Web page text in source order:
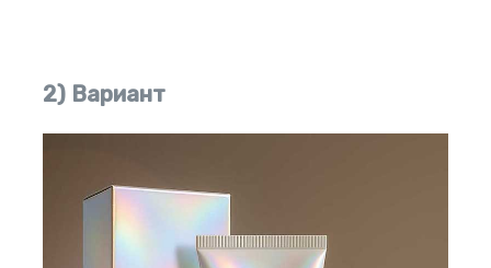
2) Вариант